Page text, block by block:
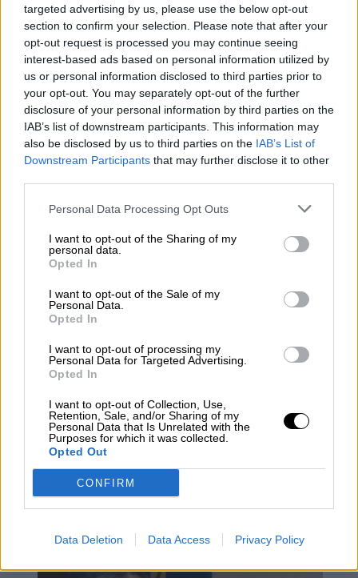
targeted advertising by us, please use the below opt-out
section to confirm your selection. Please note that after your
opt-out request is processed you may continue seeing
interest-based ads based on personal information utilized by
us or personal information disclosed to third parties prior to
your opt-out. You may separately opt-out of the further
disclosure of your personal information by third parties on the
IAB’s list of downstream participants. This information may
also be disclosed by us to third parties on the IAB’s List of
Downstream Participants that may further disclose it to other
Personal Data Processing Opt Outs
I want to opt-out of the Sharing of my
personal data.
Opted In
I want to opt-out of the Sale of my
Personal Data.
Opted In
I want to opt-out of processing my
Personal Data for Targeted Advertising.
Opted In
I want to opt-out of Collection, Use,
Retention, Sale, and/or Sharing of my
Personal Data that Is Unrelated with the
Purposes for which it was collected.
Opted Out
CONFIRM
Data Deletion Data Access Privacy Policy
El impuesto al queroseno, una
"ruina" para España que no reducirá
las emisiones
¿QUÉ ESTÁ PASANDO EN EL
MUNDO? "La verdad es lo primero
que se pierde cuando hay una
guerra"